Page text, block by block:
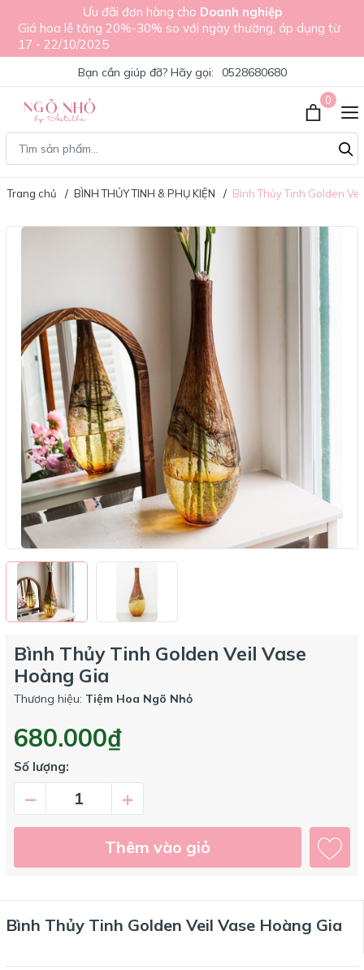
Ưu đãi đơn hàng cho Doanh nghiệp
Giá hoa lễ tăng 20%-30% so với ngày thường, áp dụng từ
17 - 22/10/2025
Bạn cần giúp đỡ? Hãy gọi: 0528680680
0
Trang chủ BÌNH THỦY TINH & PHỤ KIỆN Bình Thủy Tinh Golden
Bình Thủy Tinh Golden Veil Vase
Hoàng Gia
Thương hiệu: Tiệm Hoa Ngõ Nhỏ
680.000₫
Số lượng:
– +
Thêm vào giỏ
Bình Thủy Tinh Golden Veil Vase Hoàng Gia